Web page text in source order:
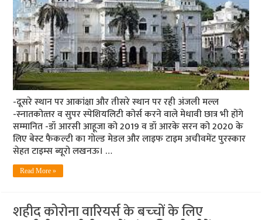
-दूसरे स्‍थान पर आकांक्षा और तीसरे स्‍थान पर रही अंजली मल्‍ल
-स्‍नातकोत्‍तर व सुपर स्‍पेशियलिटी कोर्स करने वाले मेधावी छात्र भी होंगे
सम्‍मानित -डॉ आरसी आहूजा को 2019 व डॉ आरके सरन को 2020 के
लिए बेस्‍ट फैकल्‍टी का गोल्‍ड मेडल और लाइफ टाइम अचीवमेंट पुरस्‍कार
सेहत टाइम्‍स ब्‍यूरो लखनऊ। …
Read More »
शहीद कोरोना वारियर्स के बच्‍चों के लिए